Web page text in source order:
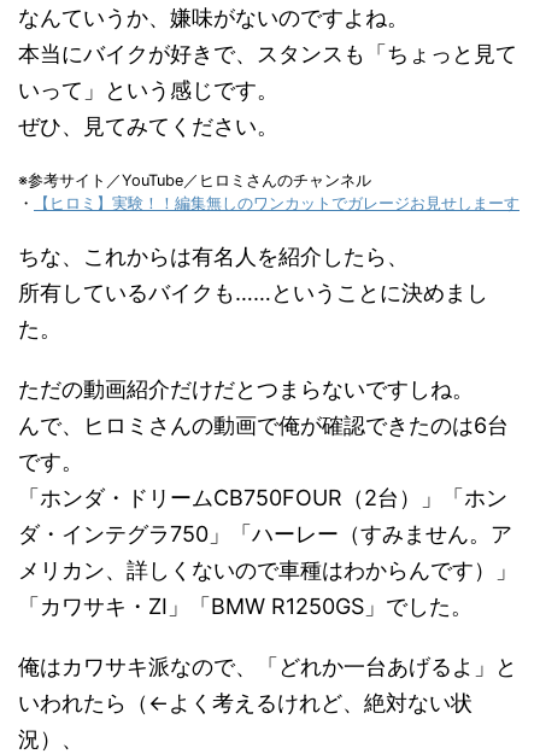
なんていうか、嫌味がないのですよね。
本当にバイクが好きで、スタンスも「ちょっと見て
いって」という感じです。
ぜひ、見てみてください。
※参考サイト／YouTube／ヒロミさんのチャンネル
・
【ヒロミ】実験！！編集無しのワンカットでガレージお見せしまーす
ちな、これからは有名人を紹介したら、
所有しているバイクも……ということに決めまし
た。
ただの動画紹介だけだとつまらないですしね。
んで、ヒロミさんの動画で俺が確認できたのは6台
です。
「ホンダ・ドリームCB750FOUR（2台）」「ホン
ダ・インテグラ750」「ハーレー（すみません。ア
メリカン、詳しくないので車種はわからんです）」
「カワサキ・ZⅠ」「BMW R1250GS」でした。
俺はカワサキ派なので、「どれか一台あげるよ」と
いわれたら（←よく考えるけれど、絶対ない状
況）、